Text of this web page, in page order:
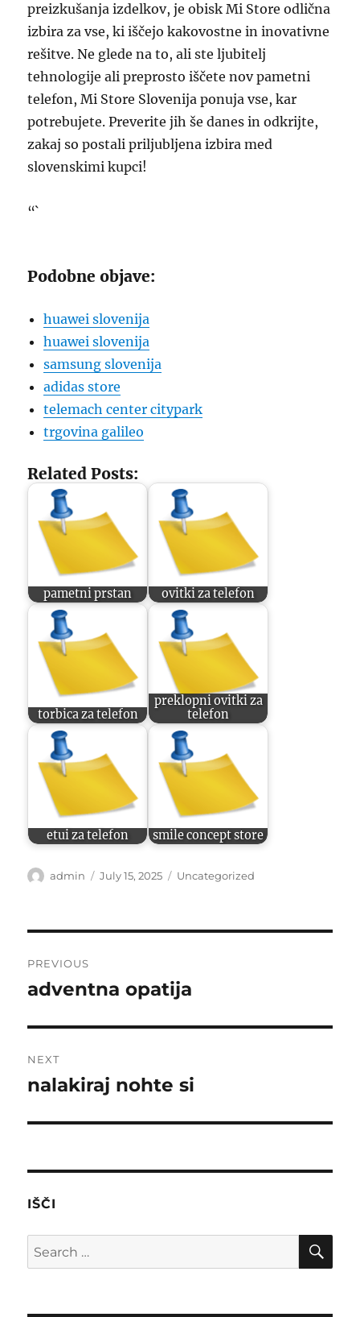
preizkušanja izdelkov, je obisk Mi Store odlična
izbira za vse, ki iščejo kakovostne in inovativne
rešitve. Ne glede na to, ali ste ljubitelj
tehnologije ali preprosto iščete nov pametni
telefon, Mi Store Slovenija ponuja vse, kar
potrebujete. Preverite jih še danes in odkrijte,
zakaj so postali priljubljena izbira med
slovenskimi kupci!
“`
Podobne objave:
huawei slovenija
huawei slovenija
samsung slovenija
adidas store
telemach center citypark
trgovina galileo
Related Posts:
pametni prstan ovitki za telefon
torbica za telefon
preklopni ovitki za
telefon
etui za telefon smile concept store
Author
admin
Posted
July 15, 2025 Categories
Uncategorized
navigation
PREVIOUS
Previous
adventna opatija
NEXT
Next
nalakiraj nohte si
IŠČI
Search
for: